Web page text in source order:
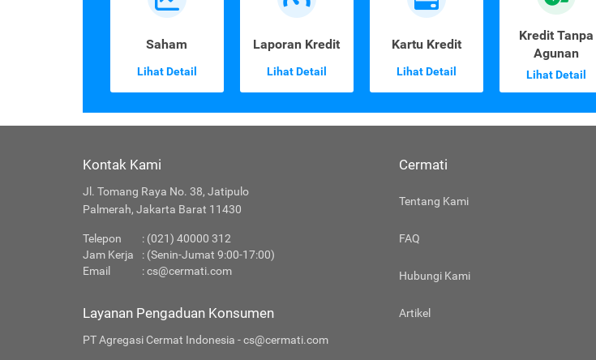
Saham
Lihat Detail
Laporan Kredit
Lihat Detail
Kartu Kredit
Lihat Detail
Kredit Tanpa
Agunan
Lihat Detail
Kontak Kami
Jl. Tomang Raya No. 38, Jatipulo
Palmerah, Jakarta Barat 11430
Telepon
: (021) 40000 312
Jam Kerja
: (Senin-Jumat 9:00-17:00)
Email
:cs@cermati.com
Layanan Pengaduan Konsumen
PT Agregasi Cermat Indonesia - cs@cermati.com
Cermati
Tentang Kami
FAQ
Hubungi Kami
Artikel